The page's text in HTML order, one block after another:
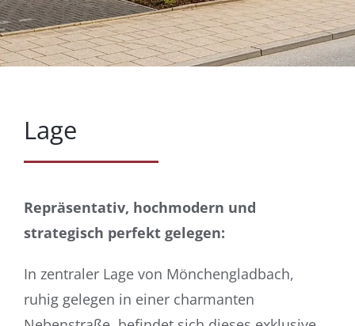
Lage
Repräsentativ, hochmodern und
strategisch perfekt gelegen:
In zentraler Lage von Mönchengladbach,
ruhig gelegen in einer charmanten